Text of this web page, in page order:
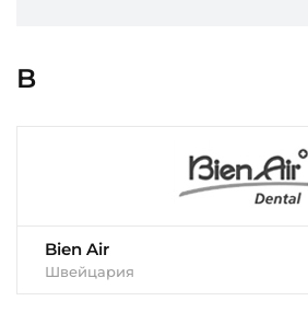
B
Bien Air
Швейцария